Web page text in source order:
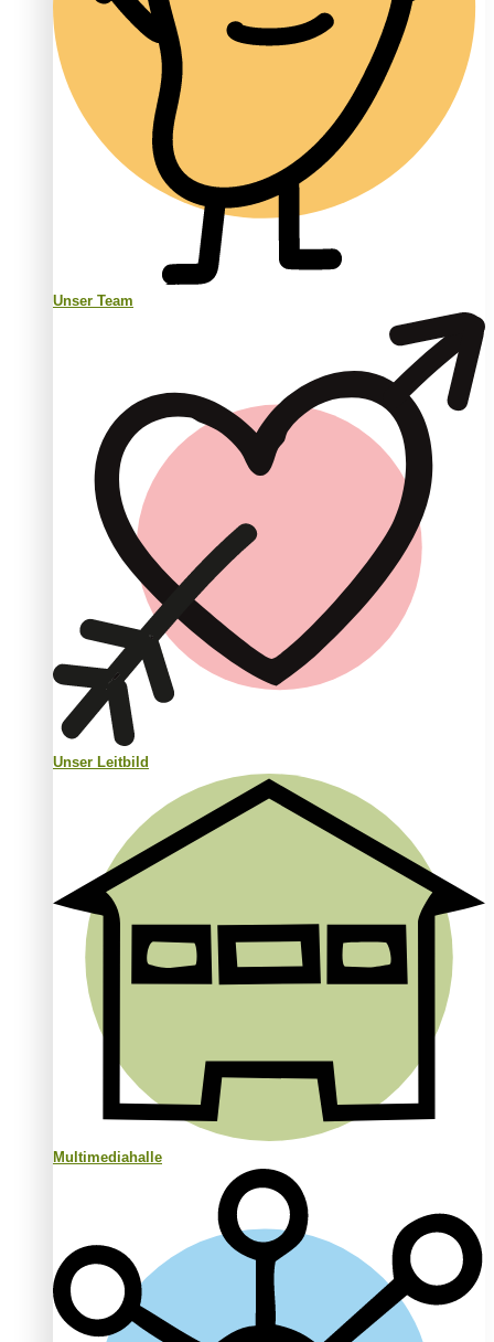
Unser Team
Unser Leitbild
Multimediahalle